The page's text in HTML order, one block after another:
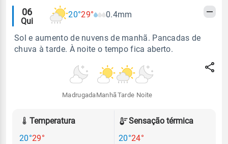
Alertas
meteorológicos
06
Qui
20°29° 0.4mm
Sol e aumento de nuvens de manhã. Pancadas de
chuva à tarde. À noite o tempo fica aberto.
Madrugada Manhã Tarde Noite
Temperatura
20°29°
Sensação térmica
20°24°